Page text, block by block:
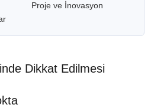
Proje ve İnovasyon
Dikkat Edilmesi